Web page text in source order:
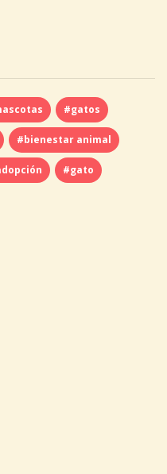
#gatos
#bienestar animal
#gato